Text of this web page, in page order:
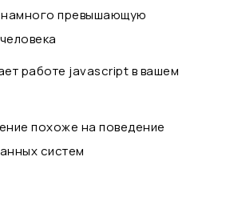
превышающую
работе javascript в вашем
похоже на поведение
систем